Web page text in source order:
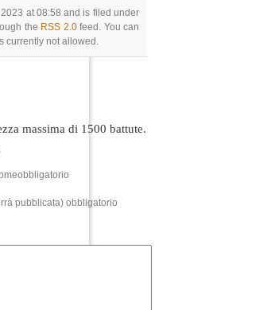
at 08:58 and is filed under
the RSS 2.0feed. You can
currently not allowed.
massima di 1500 battute.
pubblicata) obbligatorio